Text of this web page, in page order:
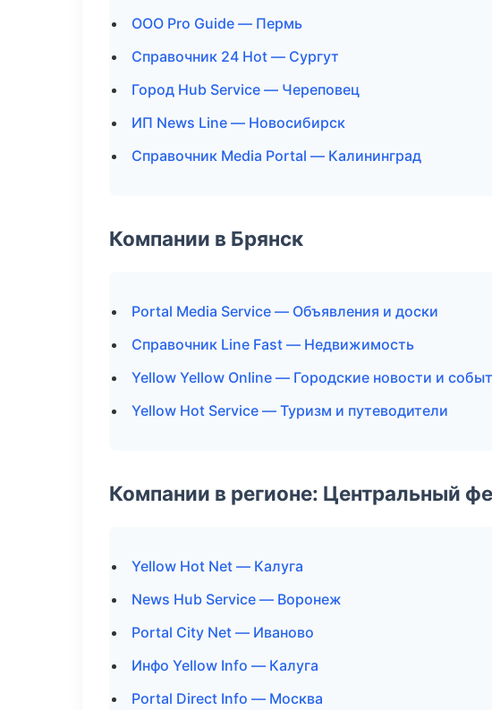
ООО Pro Guide — Пермь
Справочник 24 Hot — Сургут
Город Hub Service — Череповец
ИП News Line — Новосибирск
Справочник Media Portal — Калининград
Компании в Брянск
Portal Media Service — Объявления и доски
Справочник Line Fast — Недвижимость
Yellow Yellow Online — Городские новости и
Yellow Hot Service — Туризм и путеводители
Компании в регионе: Центральный
Yellow Hot Net — Калуга
News Hub Service — Воронеж
Portal City Net — Иваново
Инфо Yellow Info — Калуга
Portal Direct Info — Москва